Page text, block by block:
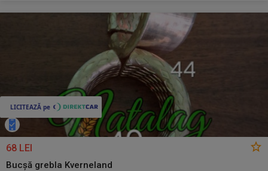
68 LEI
Bucșă grebla Kverneland